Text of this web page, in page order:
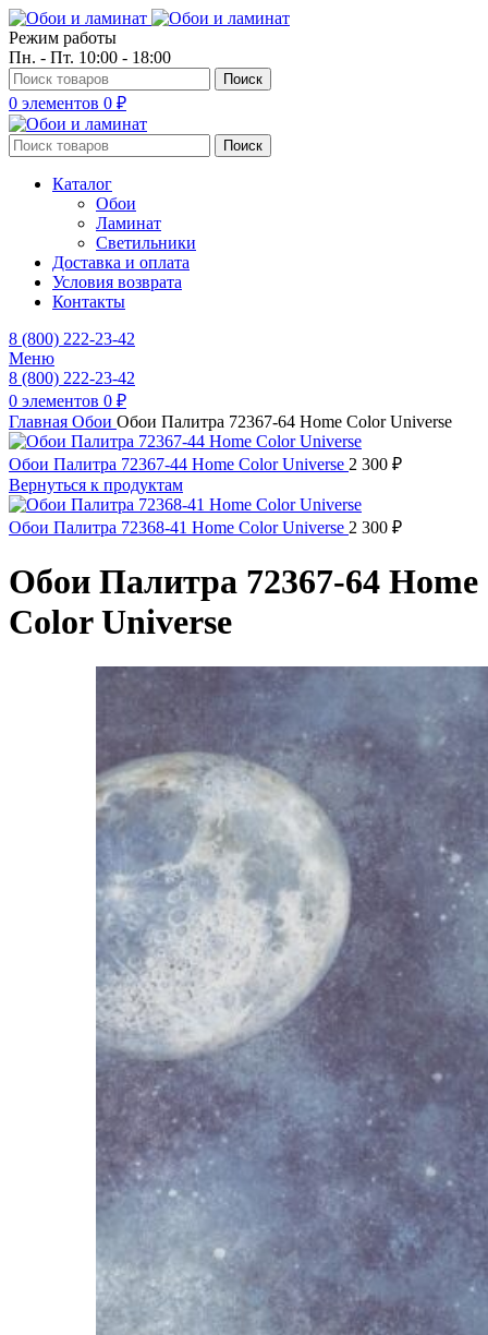
Режим работы
Пн. - Пт. 10:00 - 18:00
Поиск
0 элементов 0 ₽
Поиск
Каталог
Обои
Ламинат
Светильники
Доставка и оплата
Условия возврата
Контакты
8 (800) 222-23-42
Меню
8 (800) 222-23-42
0 элементов 0 ₽
Главная Обои Обои Палитра 72367-64 Home Color Universe
Обои Палитра 72367-44 Home Color Universe 2 300 ₽
Вернуться к продуктам
Обои Палитра 72368-41 Home Color Universe 2 300 ₽
Обои Палитра 72367-64 Home
Color Universe